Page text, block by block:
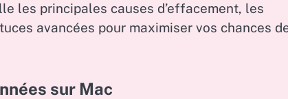
les principales causes d’effacement, les
avancées pour maximiser vos chances
sur Mac